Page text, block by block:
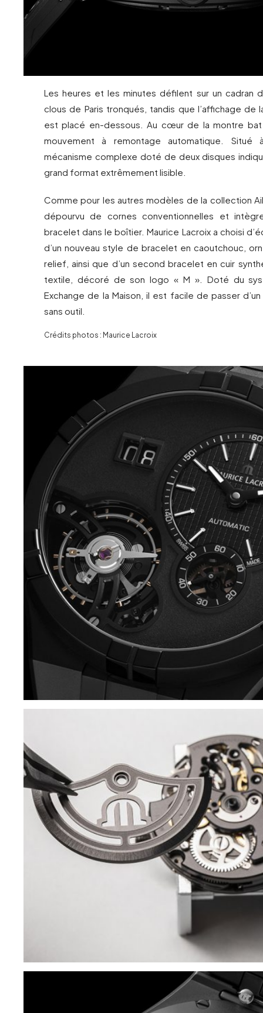
Les heures et les minutes défilent sur un cadran
clous de Paris tronqués, tandis que l’affichage
est placé en-dessous. Au cœur de la montre bat
mouvement à remontage automatique. Situé
mécanisme complexe doté de deux disques
grand format extrêmement lisible.
Comme pour les autres modèles de la collection
dépourvu de cornes conventionnelles et
bracelet dans le boîtier. Maurice Lacroix a choisi
d’un nouveau style de bracelet en caoutchouc,
relief, ainsi que d’un second bracelet en cuir
textile, décoré de son logo « M ». Doté du
Exchange de la Maison, il est facile de passer
sans outil.
Crédits photos : Maurice Lacroix